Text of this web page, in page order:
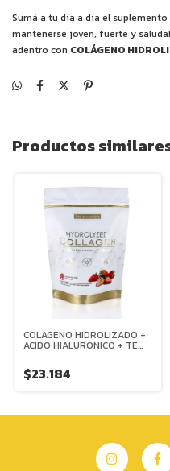
Sumá a tu día a día el
mantenerse joven, fuerte y
adentro con COLÁGENO
Productos
COLAGENO HIDROLIZADO +
ACIDO HIALURONICO + TE
GRS - AGE BIOLOGIQUE
$23.184